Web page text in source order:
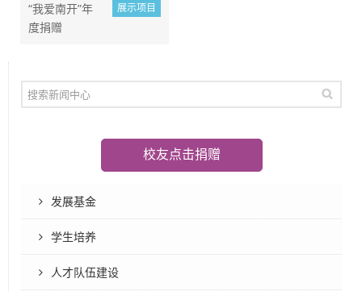
展示项目
“我爱南开”年
度捐赠
校友点击捐赠
发展基金
学生培养
人才队伍建设